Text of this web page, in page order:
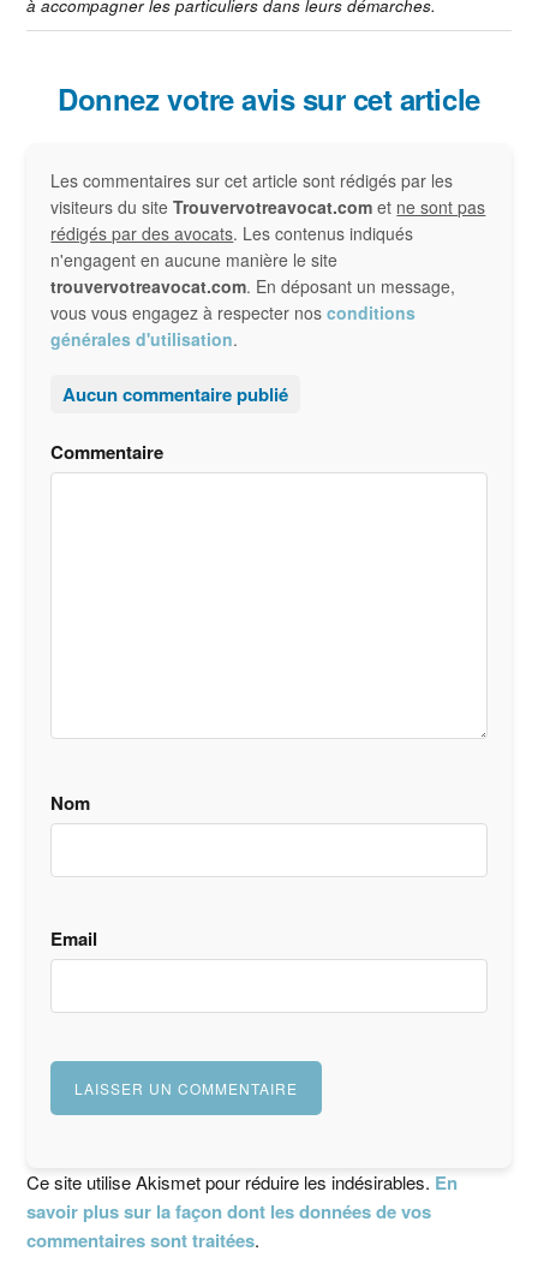
à accompagner les particuliers dans leurs démarches.
Interactions
lecteur
Donnez votre avis sur cet article
Les commentaires sur cet article sont rédigés par les
visiteurs du siteTrouvervotreavocat.com et ne sont pas
rédigés par des avocats. Les contenus indiqués
n'engagent en aucune manière le site
trouvervotreavocat.com. En déposant un message,
vous vous engagez à respecter nosconditions
générales d'utilisation.
Aucun commentaire publié
Commentaire
Nom
Email
Ce site utilise Akismet pour réduire les indésirables. En
savoir plus sur la façon dont les données de vos
commentaires sont traitées.